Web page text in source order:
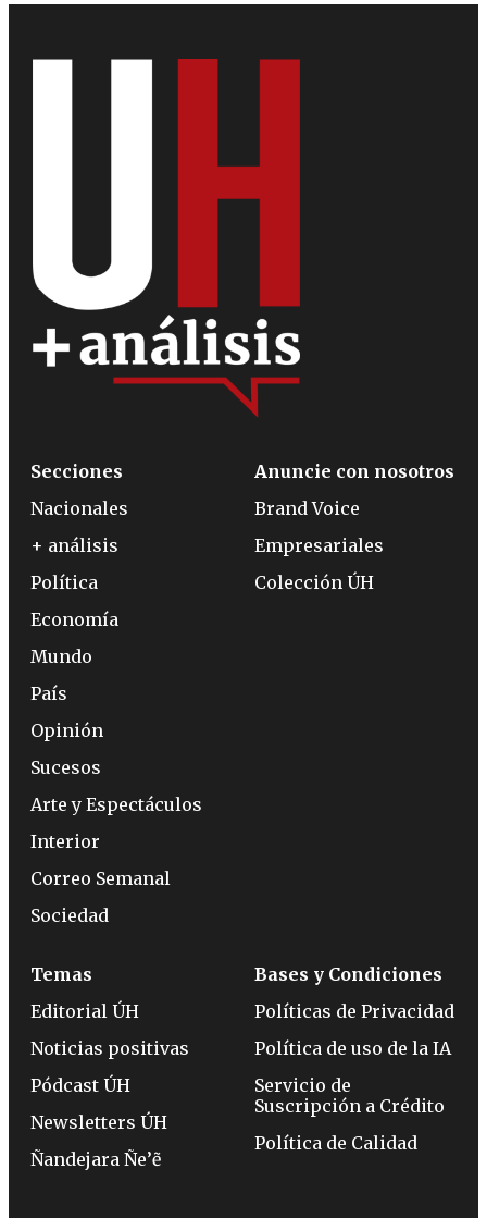
Secciones
Nacionales
+ análisis
Política
Economía
Mundo
País
Opinión
Sucesos
Arte y Espectáculos
Interior
Correo Semanal
Sociedad
Anuncie con nosotros
Brand Voice
Empresariales
Colección ÚH
Temas
Editorial ÚH
Noticias positivas
Pódcast ÚH
Newsletters ÚH
Ñandejara Ñe’ẽ
Bases y Condiciones
Políticas de Privacidad
Política de uso de la IA
Servicio de
Suscripción a Crédito
Política de Calidad